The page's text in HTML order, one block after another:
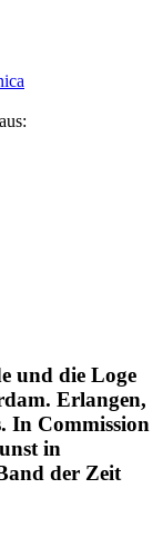
und die Loge
Erlangen,
In Commission
in
der Zeit